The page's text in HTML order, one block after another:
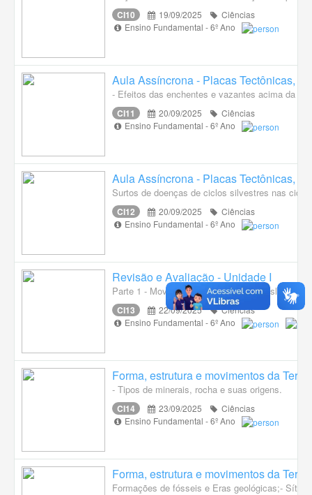
CI10 19/09/2025
Ciências
Ensino Fundamental - 6º Ano
Aula Assíncrona - Placas Tectônicas,
- Efeitos das enchentes e vazantes acima da
CI11 20/09/2025
Ciências
Ensino Fundamental - 6º Ano
Aula Assíncrona - Placas Tectônicas,
Surtos de doenças de ciclos silvestres nas
CI12 20/09/2025
Ciências
Ensino Fundamental - 6º Ano
Revisão e Avaliação - Unidade I
Parte 1 - Movimentos de rotação e translação
CI13 22/09/2025
Ciências
Ensino Fundamental - 6º Ano
Forma, estrutura e movimentos da Terra
- Tipos de minerais, rocha e suas origens.
CI14 23/09/2025
Ciências
Ensino Fundamental - 6º Ano
Forma, estrutura e movimentos da Terra
Formações de fósseis e Eras geológicas;-